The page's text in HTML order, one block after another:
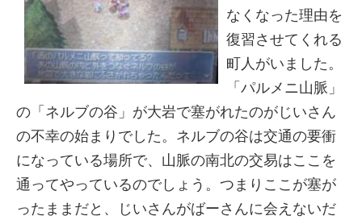
なくなった理由を
復習させてくれる
町人がいました。
「パルメニ山脈」
の「ネルブの谷」が大岩で塞がれたのがじいさん
の不幸の始まりでした。ネルブの谷は交通の要衝
になっている場所で、山脈の南北の交易はここを
通ってやっているのでしょう。つまりここが塞が
ったままだと、じいさんがばーさんに会えないだ